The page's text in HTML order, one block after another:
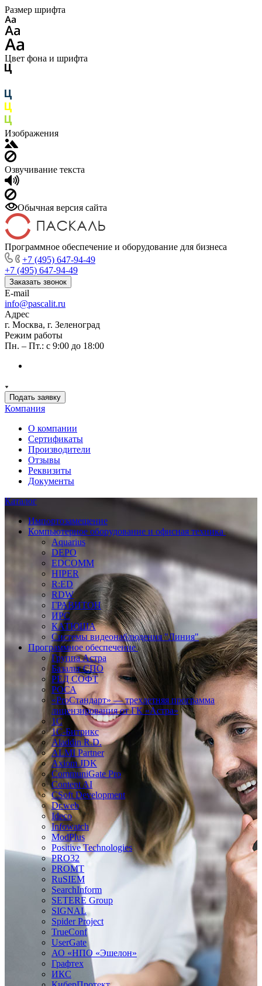
Размер шрифта
Цвет фона и шрифта
Изображения
Озвучивание текста
Обычная версия сайта
Программное обеспечение и оборудование для бизнеса
+7 (495) 647-94-49
+7 (495) 647-94-49
Заказать звонок
E-mail
info@pascalit.ru
Адрес
г. Москва, г. Зеленоград
Режим работы
Пн. – Пт.: с 9:00 до 18:00
Подать заявку
Компания
О компании
Сертификаты
Производители
Отзывы
Реквизиты
Документы
Каталог
Импортозамещение
Компьютерное оборудование и офисная техника
Aquarius
DEPO
EDCOMM
HIPER
R:ED
RDW
ГРАВИТОН
ИРС
КАТЮША
Системы видеонаблюдения "Линия"
Программное обеспечение
Группа Астра
Базальт СПО
РЕД СОФТ
РОСА
«ProСтандарт» — трехлетняя программа
лицензирования от ГК «Астра»
1С
1С-Битрикc
Aladdin R.D.
ALMI Partner
Axiom JDK
CommuniGate Pro
Content AI
CSoft Development
Dr.web
Ideco
Infowatch
ModPlus
Positive Technologies
PRO32
PROMT
RuSIEM
SearchInform
SETERE Group
SIGNAL
Spider Project
TrueConf
UserGate
АО «НПО «Эшелон»
Графтех
ИКС